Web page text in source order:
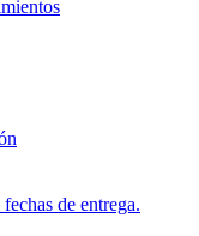
de entrega.